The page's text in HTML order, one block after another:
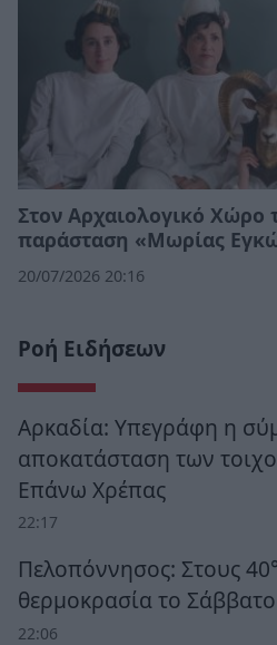
Στον Αρχαιολογικό Χώρο
παράσταση «Μωρίας
20/07/2026 20:16
Ροή Ειδήσεων
Αρκαδία: Υπεγράφη η
αποκατάσταση των
Επάνω Χρέπας
22:17
Πελοπόννησος: Στους
θερμοκρασία το Σάββατο
22:06